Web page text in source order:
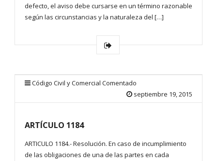
defecto, el aviso debe cursarse en un término razonable
según las circunstancias y la naturaleza del […]
Código Civil y Comercial Comentado
septiembre 19, 2015
ARTÍCULO 1184
ARTICULO 1184.- Resolución. En caso de incumplimiento
de las obligaciones de una de las partes en cada